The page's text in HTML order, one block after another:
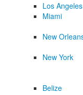
Los Angeles
Miami
New
New York
Belize